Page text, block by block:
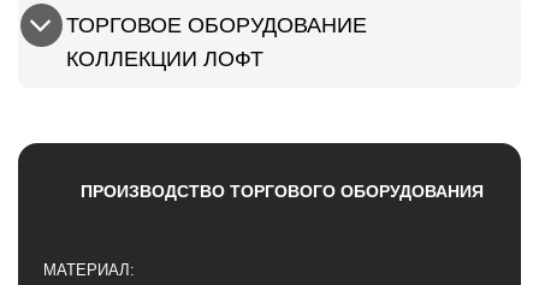
ТОРГОВОЕ ОБОРУДОВАНИЕ
КОЛЛЕКЦИИ ЛОФТ
ПРОИЗВОДСТВО ТОРГОВОГО ОБОРУДОВАНИЯ
МАТЕРИАЛ: